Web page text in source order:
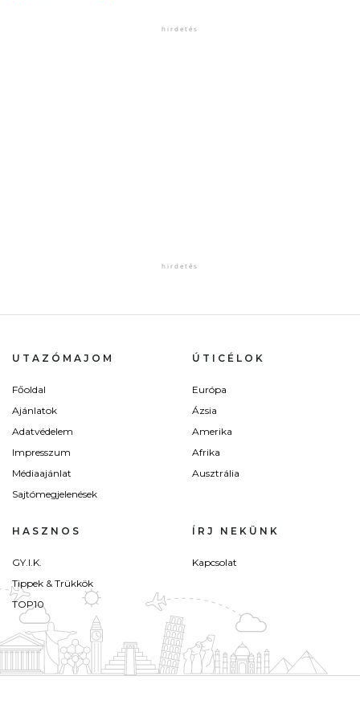
UTAZÓMAJOM
Főoldal
Ajánlatok
Adatvédelem
Impresszum
Médiaajánlat
Sajtómegjelenések
ÚTICÉLOK
Európa
Ázsia
Amerika
Afrika
Ausztrália
HASZNOS
GY.I.K.
Tippek & Trükkök
TOP10
ÍRJ NEKÜNK
Kapcsolat